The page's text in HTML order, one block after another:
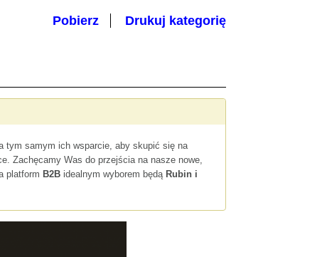
Pobierz Drukuj kategorię
tym samym ich wsparcie, aby skupić się na
Zachęcamy Was do przejścia na nasze nowe,
platform B2B idealnym wyborem będą Rubin i